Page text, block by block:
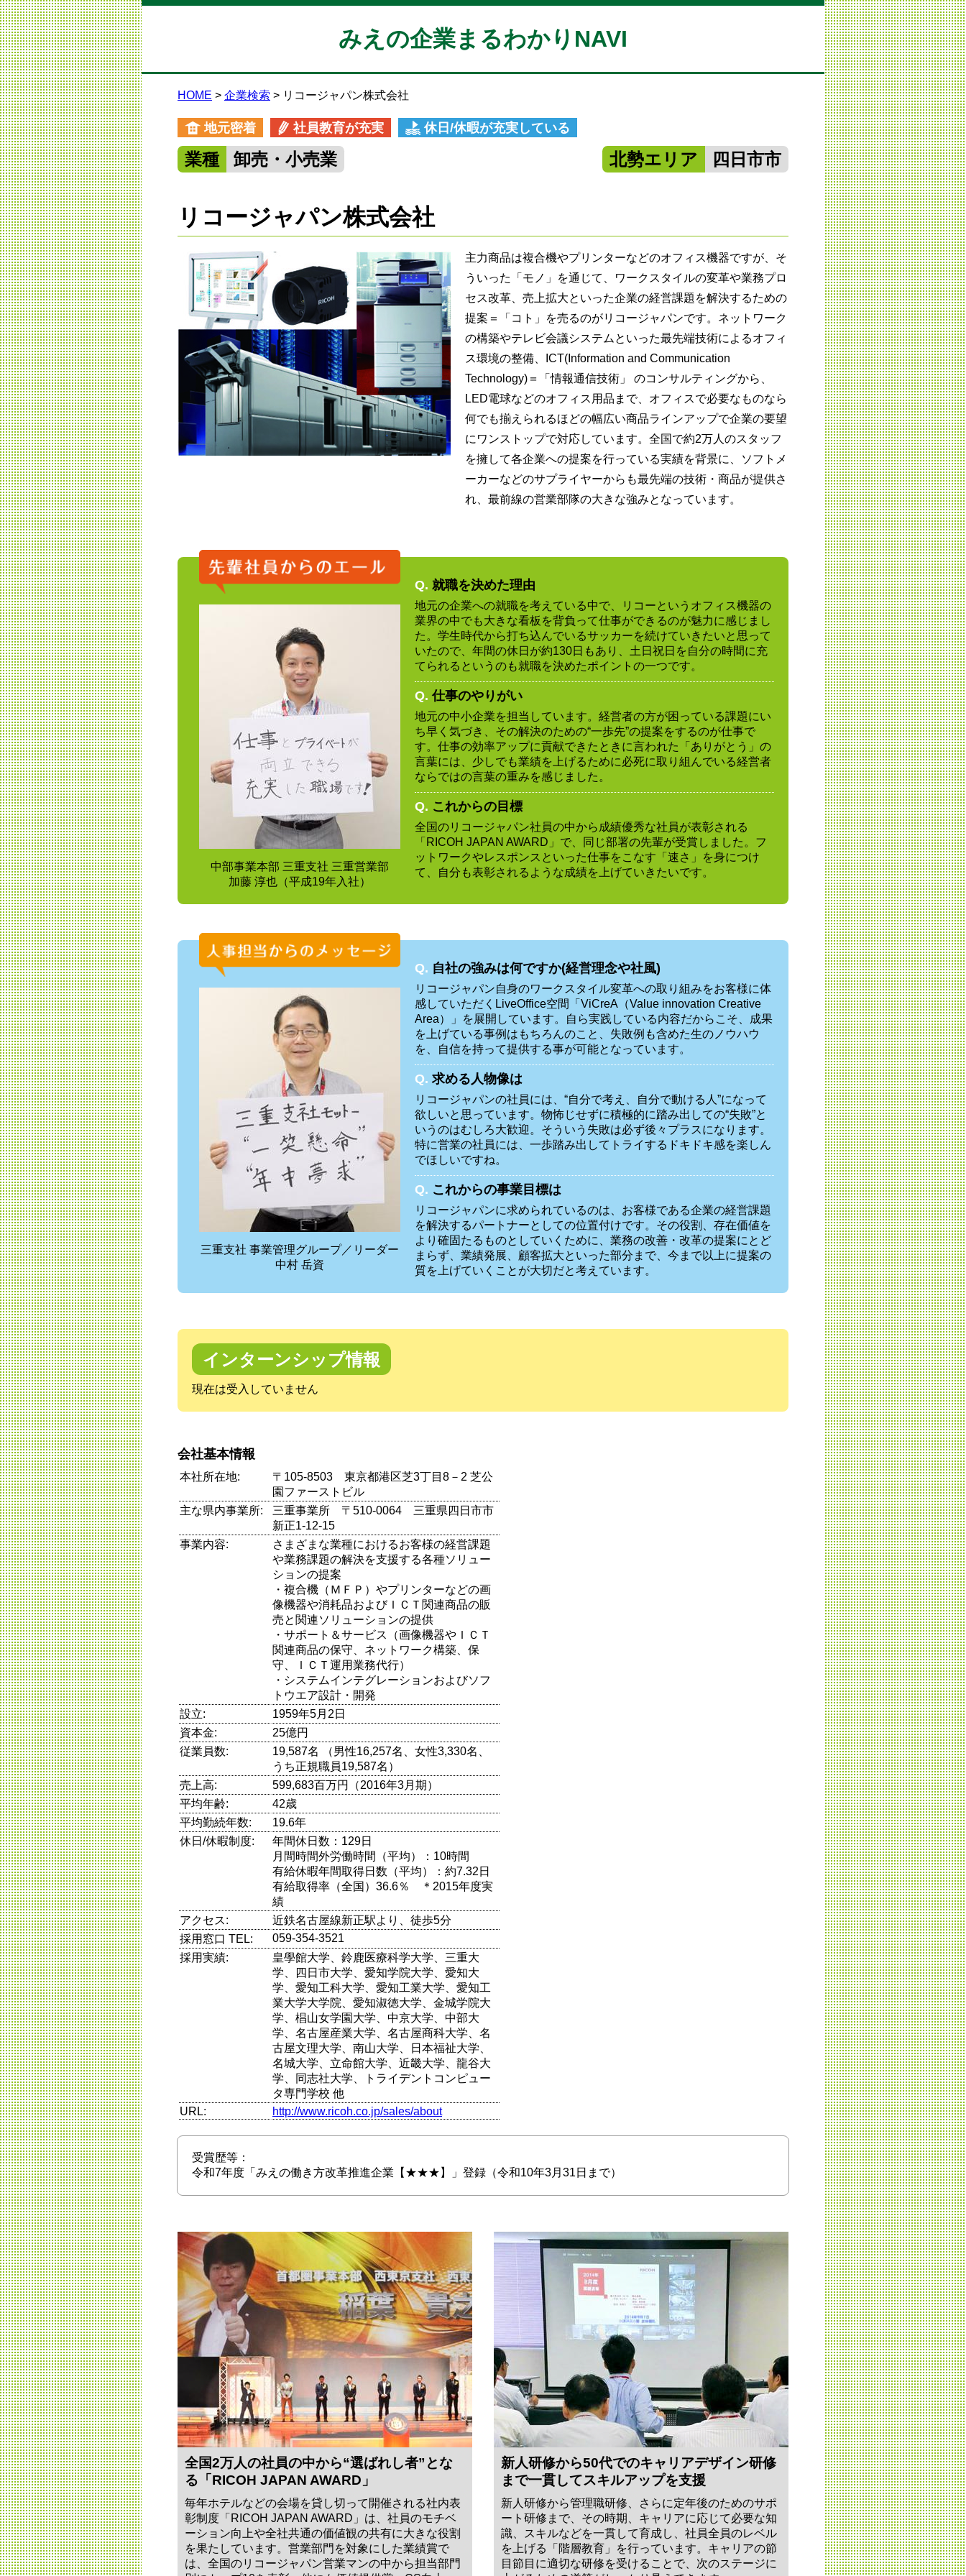
みえの企業まるわかりNAVI
HOME 企業検索 リコージャパン株式会社
地元密着 社員教育が充実 休日/休暇が充実している
業種 卸売・小売業 北勢エリア 四日市市
リコージャパン株式会社
主力商品は複合機やプリンターなどのオフィス機器ですが、そ
ういった「モノ」を通じて、ワークスタイルの変革や業務プロ
セス改革、売上拡大といった企業の経営課題を解決するための
提案＝「コト」を売るのがリコージャパンです。ネットワーク
の構築やテレビ会議システムといった最先端技術によるオフィ
ス環境の整備、ICT(Information and Communication
Technology)＝「情報通信技術」 のコンサルティングから、
LED電球などのオフィス用品まで、オフィスで必要なものなら
何でも揃えられるほどの幅広い商品ラインアップで企業の要望
にワンストップで対応しています。全国で約2万人のスタッフ
を擁して各企業への提案を行っている実績を背景に、ソフトメ
ーカーなどのサプライヤーからも最先端の技術・商品が提供さ
れ、最前線の営業部隊の大きな強みとなっています。
中部事業本部 三重支社 三重営業部
加藤 淳也（平成19年入社）
Q. 就職を決めた理由
地元の企業への就職を考えている中で、リコーというオフィス機器の
業界の中でも大きな看板を背負って仕事ができるのが魅力に感じまし
た。学生時代から打ち込んでいるサッカーを続けていきたいと思って
いたので、年間の休日が約130日もあり、土日祝日を自分の時間に充
てられるというのも就職を決めたポイントの一つです。
Q. 仕事のやりがい
地元の中小企業を担当しています。経営者の方が困っている課題にい
ち早く気づき、その解決のための“一歩先”の提案をするのが仕事で
す。仕事の効率アップに貢献できたときに言われた「ありがとう」の
言葉には、少しでも業績を上げるために必死に取り組んでいる経営者
ならではの言葉の重みを感じました。
Q. これからの目標
全国のリコージャパン社員の中から成績優秀な社員が表彰される
「RICOH JAPAN AWARD」で、同じ部署の先輩が受賞しました。フ
ットワークやレスポンスといった仕事をこなす「速さ」を身につけ
て、自分も表彰されるような成績を上げていきたいです。
三重支社 事業管理グループ／リーダー
中村 岳資
Q. 自社の強みは何ですか(経営理念や社風)
リコージャパン自身のワークスタイル変革への取り組みをお客様に体
感していただくLiveOffice空間「ViCreA（Value innovation Creative
Area）」を展開しています。自ら実践している内容だからこそ、成果
を上げている事例はもちろんのこと、失敗例も含めた生のノウハウ
を、自信を持って提供する事が可能となっています。
Q. 求める人物像は
リコージャパンの社員には、“自分で考え、自分で動ける人”になって
欲しいと思っています。物怖じせずに積極的に踏み出しての“失敗”と
いうのはむしろ大歓迎。そういう失敗は必ず後々プラスになります。
特に営業の社員には、一歩踏み出してトライするドキドキ感を楽しん
でほしいですね。
Q. これからの事業目標は
リコージャパンに求められているのは、お客様である企業の経営課題
を解決するパートナーとしての位置付けです。その役割、存在価値を
より確固たるものとしていくために、業務の改善・改革の提案にとど
まらず、業績発展、顧客拡大といった部分まで、今まで以上に提案の
質を上げていくことが大切だと考えています。
インターンシップ情報
現在は受入していません
会社基本情報
本社所在地:
〒105-8503 東京都港区芝3丁目8－2 芝公
園ファーストビル
主な県内事業所:
三重事業所 〒510-0064 三重県四日市市
新正1-12-15
事業内容:
さまざまな業種におけるお客様の経営課題
や業務課題の解決を支援する各種ソリュー
ションの提案
・複合機（ＭＦＰ）やプリンターなどの画
像機器や消耗品およびＩＣＴ関連商品の販
売と関連ソリューションの提供
・サポート＆サービス（画像機器やＩＣＴ
関連商品の保守、ネットワーク構築、保
守、ＩＣＴ運用業務代行）
・システムインテグレーションおよびソフ
トウエア設計・開発
設立:
1959年5月2日
資本金:
25億円
従業員数:
19,587名 （男性16,257名、女性3,330名、
うち正規職員19,587名）
売上高:
599,683百万円（2016年3月期）
平均年齢:
42歳
平均勤続年数:
19.6年
休日/休暇制度:
年間休日数：129日
月間時間外労働時間（平均）：10時間
有給休暇年間取得日数（平均）：約7.32日
有給取得率（全国）36.6％ ＊2015年度実
績
アクセス:
近鉄名古屋線新正駅より、徒歩5分
採用窓口 TEL:
059-354-3521
採用実績:
皇學館大学、鈴鹿医療科学大学、三重大
学、四日市大学、愛知学院大学、愛知大
学、愛知工科大学、愛知工業大学、愛知工
業大学大学院、愛知淑徳大学、金城学院大
学、椙山女学園大学、中京大学、中部大
学、名古屋産業大学、名古屋商科大学、名
古屋文理大学、南山大学、日本福祉大学、
名城大学、立命館大学、近畿大学、龍谷大
学、同志社大学、トライデントコンピュー
タ専門学校 他
URL:
http://www.ricoh.co.jp/sales/about
受賞歴等：
令和7年度「みえの働き方改革推進企業【★★★】」登録（令和10年3月31日まで）
全国2万人の社員の中から“選ばれし者”とな
る「RICOH JAPAN AWARD」
毎年ホテルなどの会場を貸し切って開催される社内表
彰制度「RICOH JAPAN AWARD」は、社員のモチベ
ーション向上や全社共通の価値観の共有に大きな役割
を果たしています。営業部門を対象にした業績賞で
は、全国のリコージャパン営業マンの中から担当部門
新人研修から50代でのキャリアデザイン研修
まで一貫してスキルアップを支援
新人研修から管理職研修、さらに定年後のためのサポ
ート研修まで、その時期、キャリアに応じて必要な知
識、スキルなどを一貫して育成し、社員全員のレベル
を上げる「階層教育」を行っています。キャリアの節
目節目に適切な研修を受けることで、次のステージに